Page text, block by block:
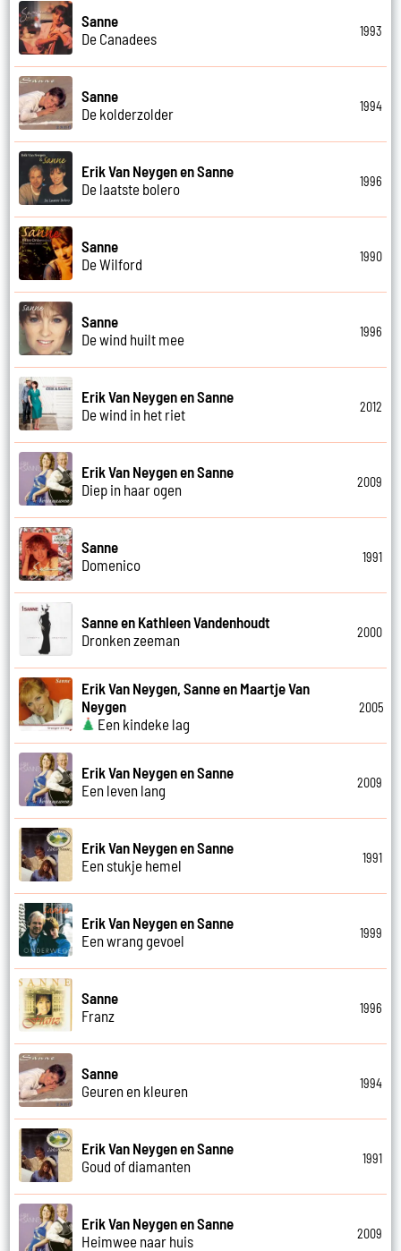
Sanne
De Canadees
1993
Sanne
De kolderzolder
1994
Erik Van Neygen en Sanne
De laatste bolero
1996
Sanne
De Wilford
1990
Sanne
De wind huilt mee
1996
Erik Van Neygen en Sanne
De wind in het riet
2012
Erik Van Neygen en Sanne
Diep in haar ogen
2009
Sanne
Domenico
1991
Sanne en Kathleen Vandenhoudt
Dronken zeeman
2000
Erik Van Neygen, Sanne en Maartje Van
Neygen
Een kindeke lag
2005
Erik Van Neygen en Sanne
Een leven lang
2009
Erik Van Neygen en Sanne
Een stukje hemel
1991
Erik Van Neygen en Sanne
Een wrang gevoel
1999
Sanne
Franz
1996
Sanne
Geuren en kleuren
1994
Erik Van Neygen en Sanne
Goud of diamanten
1991
Erik Van Neygen en Sanne
Heimwee naar huis
2009